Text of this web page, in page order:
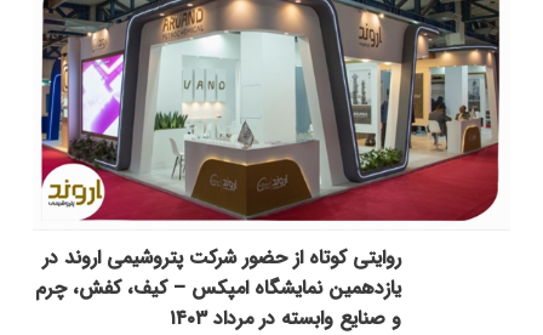
روایتی کوتاه از حضور شرکت پتروشیمی اروند در
یازدهمین نمایشگاه امپکس‌ – کیف، کفش، چرم
و صنایع وابسته در مرداد ۱۴۰۳